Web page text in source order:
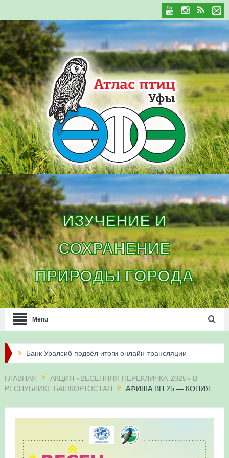
ИЗУЧЕНИЕ И
СОХРАНЕНИЕ
ПРИРОДЫ ГОРОДА
Menu
Банк Уралсиб подвёл итоги онлайн-трансляции
Итоги акции «Соловьиные вечера-2026» в
Три птенца сапсанов Уралсиба получили имена и
кольца
ГЛАВНАЯ
АКЦИЯ «ВЕСЕННЯЯ ПЕРЕКЛИЧКА-2025» В
РЕСПУБЛИКЕ БАШКОРТОСТАН
АФИША ВП 25 — КОПИЯ